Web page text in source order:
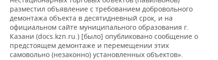
разместил объявление с требованием добровольного
демонтажа объекта в десятидневный срок, и на
официальном сайте муниципального образования г.
Казани (docs.kzn.ru.) [было] опубликовано сообщение о
предстоящем демонтаже и перемещении этих
самовольно (незаконно) установленных объектов».